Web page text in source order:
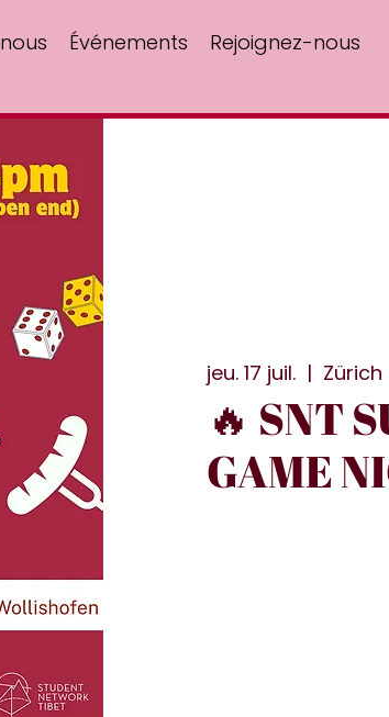
Événements Rejoignez-nous
jeu. 17 juil.
  |
Zürich
🔥 SNT
GAME